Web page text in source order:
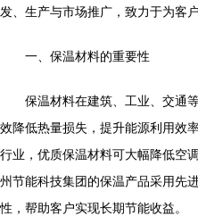
发、生产与市场推广，致力于为客
一、保温材料的重要性
保温材料在建筑、工业、交通
效降低热量损失，提升能源利用效
行业，优质保温材料可大幅降低空
州节能科技集团的保温产品采用先
性，帮助客户实现长期节能收益。